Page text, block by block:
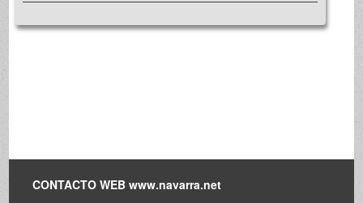
CONTACTO WEB www.navarra.net